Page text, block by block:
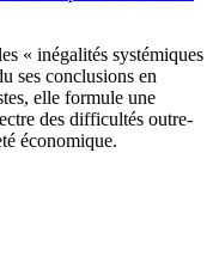
« inégalités systémiques
ses conclusions en
elle formule une
des difficultés outre-
économique.